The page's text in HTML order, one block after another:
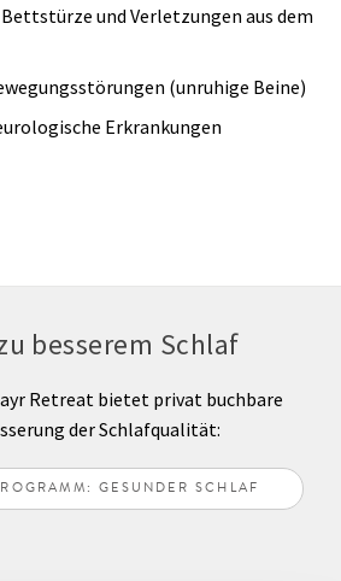
und Verletzungen aus dem
(unruhige Beine)
Erkrankungen
besserem Schlaf
Retreat bietet privat buchbare
der Schlafqualität:
GESUNDER SCHLAF